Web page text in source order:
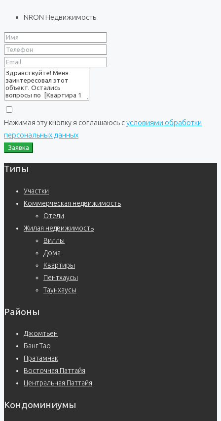
NRON Недвижимость
Нажимая эту кнопку я соглашаюсь сусловиями обработки
персональных данных
Заявка
Типы
Участки
Коммерческая недвижимость
Отели
Жилая недвижимость
Виллы
Дома
Квартиры
Пентхаусы
Таунхаусы
Районы
Джомтьен
Банг Тао
Пратамнак
Восточная Паттайя
Центральная Паттайя
Кондоминиумы